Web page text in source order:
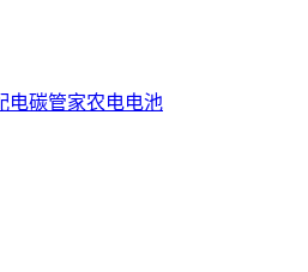
电碳管家农电电池